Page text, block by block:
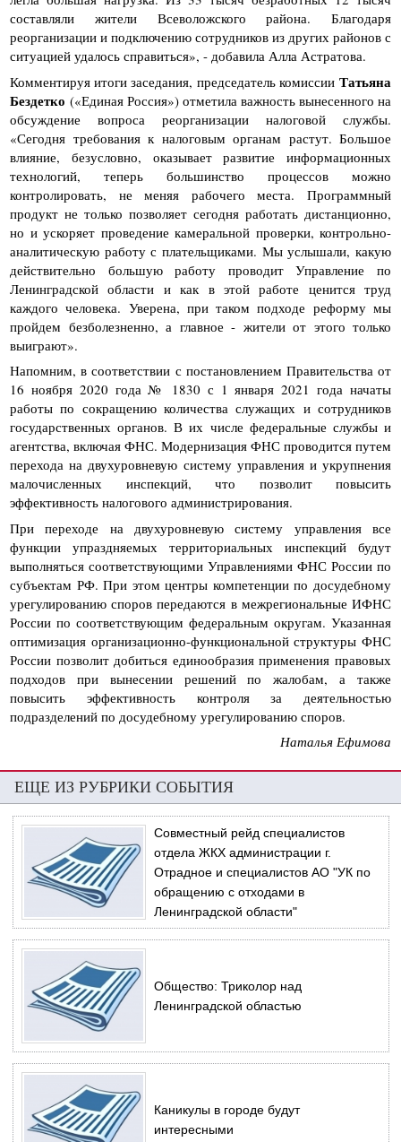
составляли жители Всеволожского района. Благодаря
реорганизации и подключению сотрудников из других районов с
ситуацией удалось справиться», - добавила Алла Астратова.
Комментируя итоги заседания, председатель комиссии Татьяна
Бездетко («Единая Россия») отметила важность вынесенного на
обсуждение вопроса реорганизации налоговой службы.
«Сегодня требования к налоговым органам растут. Большое
влияние, безусловно, оказывает развитие информационных
технологий, теперь большинство процессов можно
контролировать, не меняя рабочего места. Программный
продукт не только позволяет сегодня работать дистанционно,
но и ускоряет проведение камеральной проверки, контрольно-
аналитическую работу с плательщиками. Мы услышали, какую
действительно большую работу проводит Управление по
Ленинградской области и как в этой работе ценится труд
каждого человека. Уверена, при таком подходе реформу мы
пройдем безболезненно, а главное - жители от этого только
выиграют».
Напомним, в соответствии с постановлением Правительства от
16 ноября 2020 года № 1830 с 1 января 2021 года начаты
работы по сокращению количества служащих и сотрудников
государственных органов. В их числе федеральные службы и
агентства, включая ФНС. Модернизация ФНС проводится путем
перехода на двухуровневую систему управления и укрупнения
малочисленных инспекций, что позволит повысить
эффективность налогового администрирования.
При переходе на двухуровневую систему управления все
функции упраздняемых территориальных инспекций будут
выполняться соответствующими Управлениями ФНС России по
субъектам РФ. При этом центры компетенции по досудебному
урегулированию споров передаются в межрегиональные ИФНС
России по соответствующим федеральным округам. Указанная
оптимизация организационно-функциональной структуры ФНС
России позволит добиться единообразия применения правовых
подходов при вынесении решений по жалобам, а также
повысить эффективность контроля за деятельностью
подразделений по досудебному урегулированию споров.
Наталья Ефимова
ЕЩЕ ИЗ РУБРИКИ СОБЫТИЯ
Cовместный рейд специалистов
отдела ЖКХ администрации г.
Отрадное и специалистов АО "УК по
обращению с отходами в
Ленинградской области"
Общество: Триколор над
Ленинградской областью
Каникулы в городе будут
интересными